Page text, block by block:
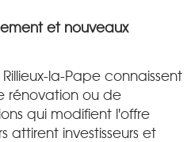
et nouveaux
la-Pape connaissent
rénovation ou de
qui modifient l'offre
attirent investisseurs et